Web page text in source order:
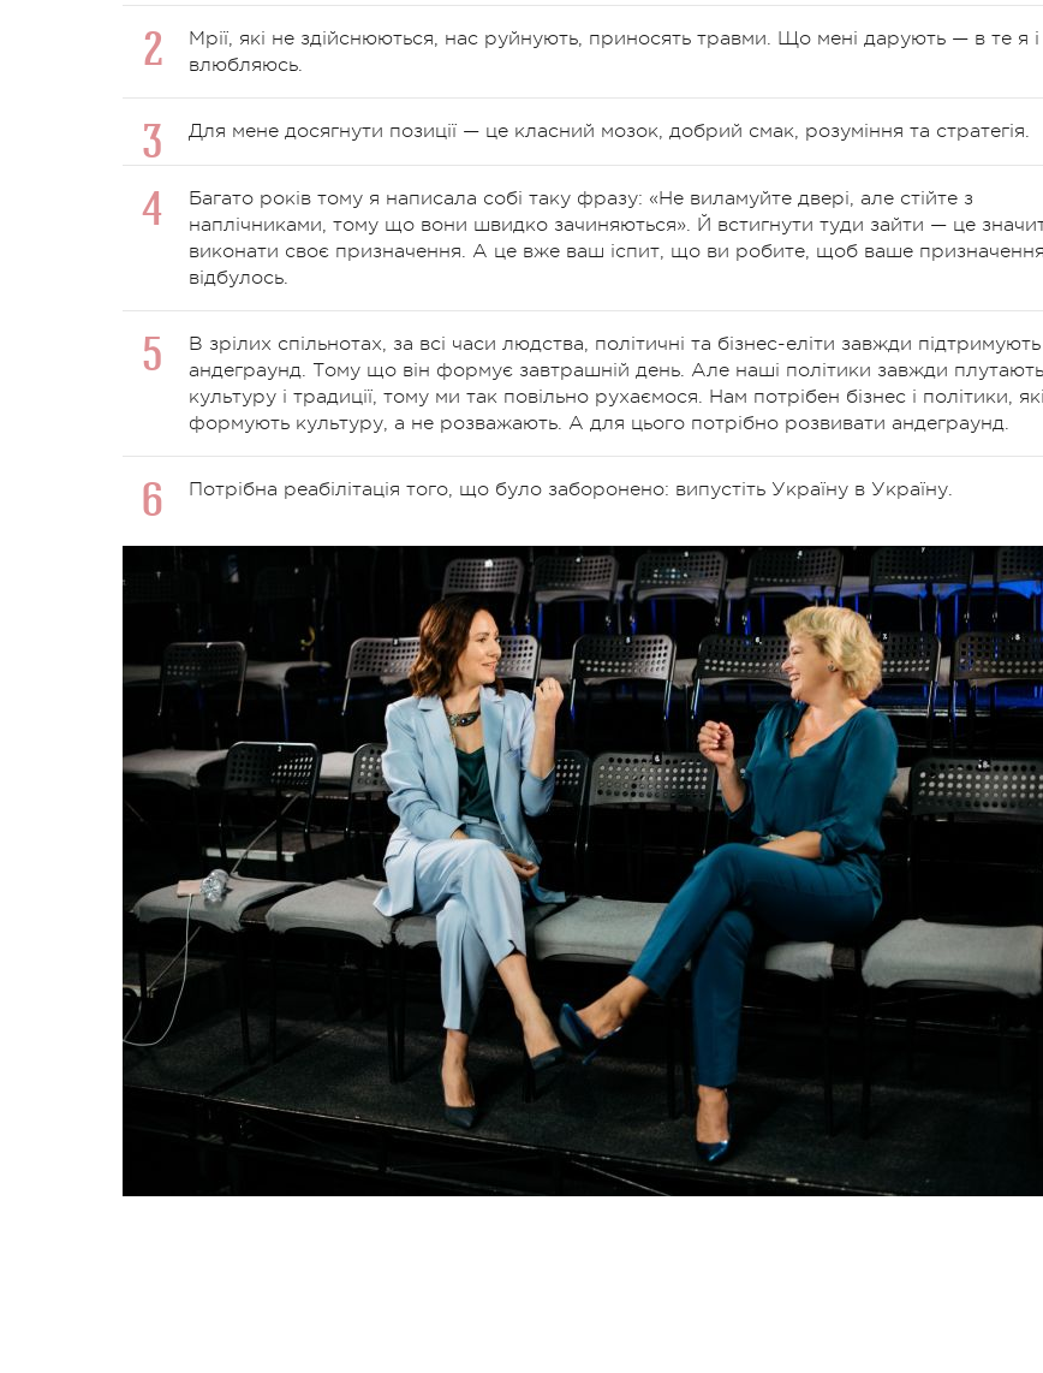
Мрії, які не здійснюються, нас руйнують, приносять травми. Що мені дарують — в те я і
влюбляюсь.
Для мене досягнути позиції — це класний мозок, добрий смак, розуміння та стратегія.
Багато років тому я написала собі таку фразу: «Не виламуйте двері, але стійте з
наплічниками, тому що вони швидко зачиняються». Й встигнути туди зайти — це
виконати своє призначення. А це вже ваш іспит, що ви робите, щоб ваше призначення
відбулось.
В зрілих спільнотах, за всі часи людства, політичні та бізнес-еліти завжди підтримують
андеграунд. Тому що він формує завтрашній день. Але наші політики завжди плутають
культуру і традиції, тому ми так повільно рухаємося. Нам потрібен бізнес і політики, які
формують культуру, а не розважають. А для цього потрібно розвивати андеграунд.
Потрібна реабілітація того, що було заборонено: випустіть Україну в Україну.